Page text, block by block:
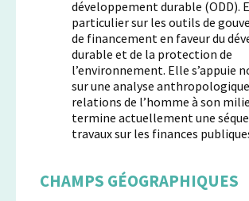
développement durable (ODD).
particulier sur les outils de
de financement en faveur du
durable et de la protection de
l’environnement. Elle s’appuie
sur une analyse
relations de l’homme à son
termine actuellement une
travaux sur les finances
CHAMPS GÉOGRAPHIQUES